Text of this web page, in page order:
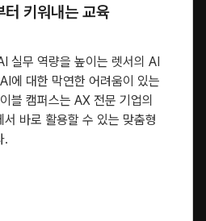
터 키워내는 교육
실무 역량을 높이는 렛서의 AI
에 대한 막연한 어려움이 있는
블 캠퍼스는 AX 전문 기업의
바로 활용할 수 있는 맞춤형
.